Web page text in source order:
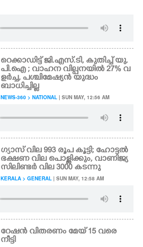
റെക്കാഡിട്ട് ജി.എസ്.ടി, കുതിച്ച് യു.
പി.ഐ ; വാഹന വില്പനയിൽ 27% വ
ളർച്ച, പശ്ചിമേഷ്യൻ യുദ്ധം
ബാധിച്ചില്ല
NEWS-360 > NATIONAL | SUN MAY, 12:56 AM
ഗ്യാസ് വില 993 രൂപ കൂട്ടി; ഹോട്ടൽ
ഭക്ഷണ വില പൊള്ളിക്കും, വാണിജ്യ
സിലിണ്ടർ വില 3000 കടന്നു
KERALA > GENERAL | SUN MAY, 12:58 AM
റേഷൻ വിതരണം മേയ് 15 വരെ
നീട്ടി